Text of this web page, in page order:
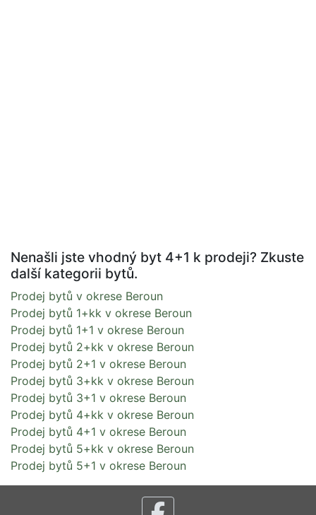
Nenašli jste vhodný byt 4+1 k prodeji? Zkuste
další kategorii bytů.
Prodej bytů v okrese Beroun
Prodej bytů 1+kk v okrese Beroun
Prodej bytů 1+1 v okrese Beroun
Prodej bytů 2+kk v okrese Beroun
Prodej bytů 2+1 v okrese Beroun
Prodej bytů 3+kk v okrese Beroun
Prodej bytů 3+1 v okrese Beroun
Prodej bytů 4+kk v okrese Beroun
Prodej bytů 4+1 v okrese Beroun
Prodej bytů 5+kk v okrese Beroun
Prodej bytů 5+1 v okrese Beroun